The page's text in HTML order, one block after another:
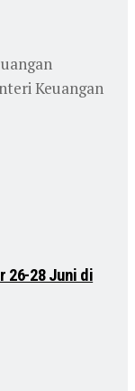
Keuangan
26-28 Juni di